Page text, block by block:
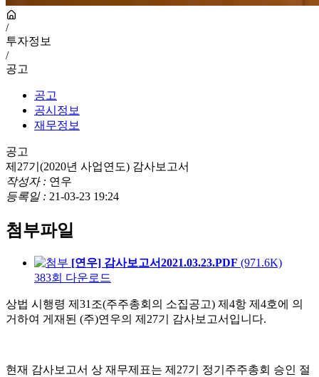
/
투자정보
/
공고
공고
공시정보
재무정보
공고
제27기(2020년 사업연도) 감사보고서
작성자 : 연우
등록일 : 21-03-23 19:24
첨부파일
[연우] 감사보고서2021.03.23.PDF (971.6K)
383회 다운로드
상법 시행령 제31조(주주총회의 소집공고) 제4항 제4호에 의
거하여 게재된 (주)연우의 제27기 감사보고서입니다.
현재 감사보고서 상 재무제표는 제27기 정기주주총회 승인 절